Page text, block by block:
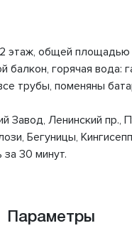
этаж, общей
горячая вода:
трубы, поменяны
Завод, Ленинский пр.,
Бегуницы,
30 минут.
Параметры